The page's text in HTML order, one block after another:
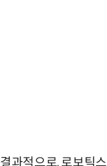
결과적으로, 로보틱